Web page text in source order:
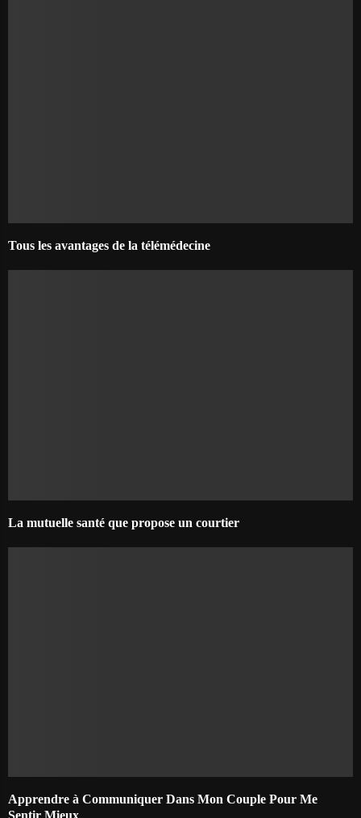
Tous les avantages de la télémédecine
La mutuelle santé que propose un courtier
Apprendre à Communiquer Dans Mon Couple Pour Me
Sentir Mieux